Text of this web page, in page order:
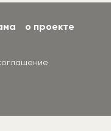
о проекте